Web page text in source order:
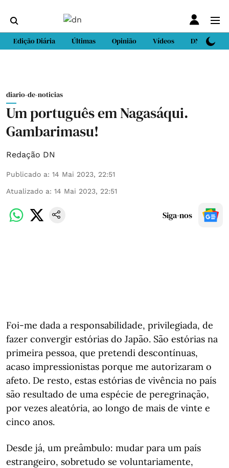
Edição Diária Últimas Opinião Vídeos DN Sport
diario-de-noticias
Um português em Nagasáqui.
Gambarimasu!
Redação DN
Publicado a: 14 Mai 2023, 22:51
Atualizado a: 14 Mai 2023, 22:51
Siga-nos
Foi-me dada a responsabilidade, privilegiada, de
fazer convergir estórias do Japão. São estórias na
primeira pessoa, que pretendi descontínuas,
acaso impressionistas porque me autorizaram o
afeto. De resto, estas estórias de vivência no país
são resultado de uma espécie de peregrinação,
por vezes aleatória, ao longo de mais de vinte e
cinco anos.
Desde já, um preâmbulo: mudar para um país
estrangeiro, sobretudo se voluntariamente,